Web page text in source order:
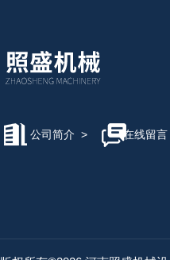
公司简介 > 在线留言